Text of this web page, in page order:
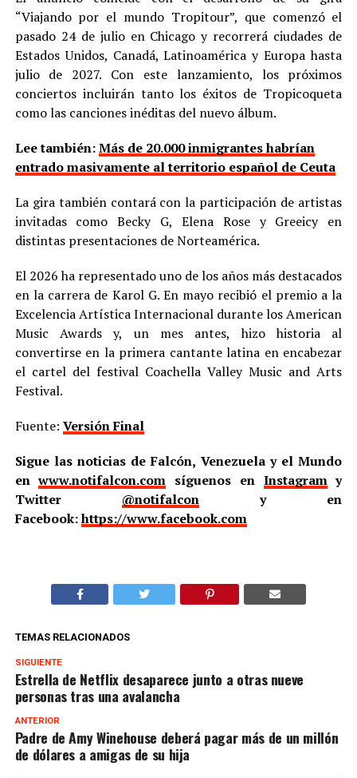
“Viajando por el mundo Tropitour”, que comenzó el
pasado 24 de julio en Chicago y recorrerá ciudades de
Estados Unidos, Canadá, Latinoamérica y Europa hasta
julio de 2027. Con este lanzamiento, los próximos
conciertos incluirán tanto los éxitos de Tropicoqueta
como las canciones inéditas del nuevo álbum.
Lee también:Más de 20.000 inmigrantes habrían
entrado masivamente al territorio español de Ceuta
La gira también contará con la participación de artistas
invitadas como Becky G, Elena Rose y Greeicy en
distintas presentaciones de Norteamérica.
El 2026 ha representado uno de los años más destacados
en la carrera de Karol G. En mayo recibió el premio a la
Excelencia Artística Internacional durante los American
Music Awards y, un mes antes, hizo historia al
convertirse en la primera cantante latina en encabezar
el cartel del festival Coachella Valley Music and Arts
Festival.
Fuente: Versión Final
Sigue las noticias de Falcón, Venezuela y el Mundo
enwww.notifalcon.com síguenos en Instagramy
Twitter @notifalcony en
Facebook:https://www.facebook.com
TEMAS RELACIONADOS
SIGUIENTE
Estrella de Netflix desaparece junto a otras nueve
personas tras una avalancha
ANTERIOR
Padre de Amy Winehouse deberá pagar más de un millón
de dólares a amigas de su hija